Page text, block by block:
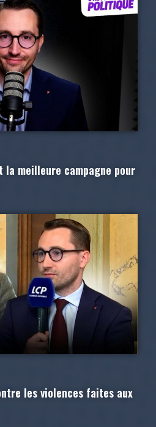
la meilleure campagne pour
les violences faites aux